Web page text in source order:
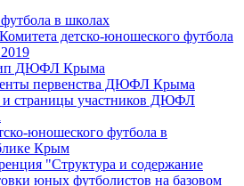
в школах
детско-юношеского футбола
ДЮФЛ Крыма
первенства ДЮФЛ Крыма
страницы участников ДЮФЛ
юношеского футбола в
Крым
"Структура и содержание
юных футболистов на базовом